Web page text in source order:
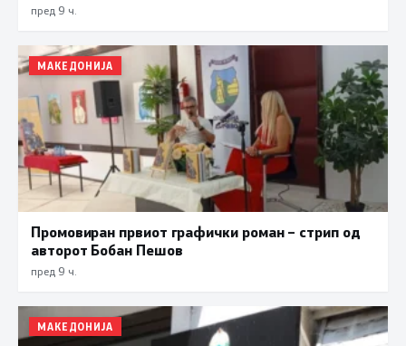
пред 9 ч.
МАКЕДОНИЈА
Промовиран првиот графички роман – стрип од
авторот Бобан Пешов
пред 9 ч.
МАКЕДОНИЈА